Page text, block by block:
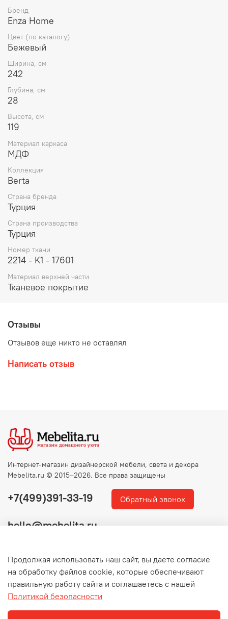
Бренд
Enza Home
Цвет (по каталогу)
Бежевый
Ширина, см
242
Глубина, см
28
Высота, см
119
Материал каркаса
МДФ
Коллекция
Berta
Страна бренда
Турция
Страна производства
Турция
Номер ткани
2214 - K1 - 17601
Материал верхней части
Тканевое покрытие
Отзывы
Отзывов еще никто не оставлял
Написать отзыв
+7(499)391-33-19 Обратный звонок
hello@mebelita.ru
Интернет-магазин дизайнерской мебели, света и декора
Mebelita.ru © 2015–2026. Все права защищены
Продолжая использовать наш сайт, вы даете согласие
на обработку файлов cookie, которые обеспечивают
правильную работу сайта и соглашаетесь с нашей
Политикой безопасности